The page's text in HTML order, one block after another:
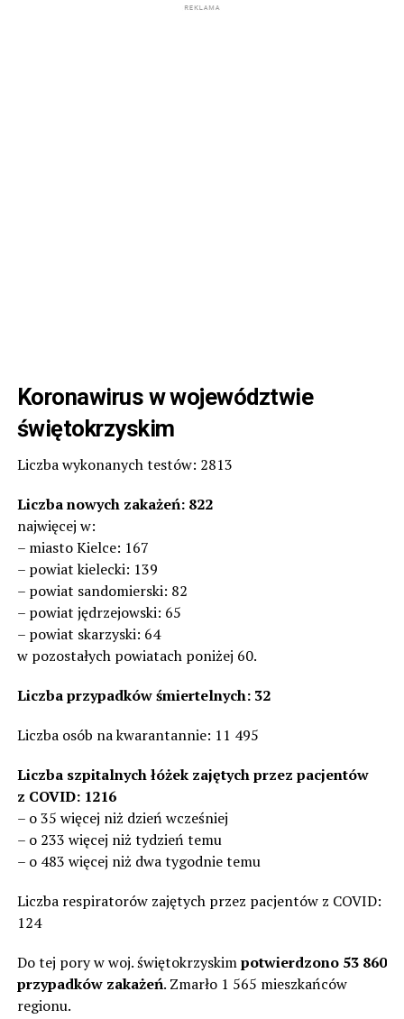
Koronawirus w województwie
świętokrzyskim
Liczba wykonanych testów: 2813
Liczba nowych zakażeń: 822
najwięcej w:
– miasto Kielce: 167
– powiat kielecki: 139
– powiat sandomierski: 82
– powiat jędrzejowski: 65
– powiat skarzyski: 64
w pozostałych powiatach poniżej 60.
Liczba przypadków śmiertelnych: 32
Liczba osób na kwarantannie: 11 495
Liczba szpitalnych łóżek zajętych przez pacjentów
z COVID: 1216
– o 35 więcej niż dzień wcześniej
– o 233 więcej niż tydzień temu
– o 483 więcej niż dwa tygodnie temu
Liczba respiratorów zajętych przez pacjentów z COVID:
124
Do tej pory w woj. świętokrzyskimpotwierdzono 53 860
przypadków zakażeń. Zmarło 1 565 mieszkańców
regionu.